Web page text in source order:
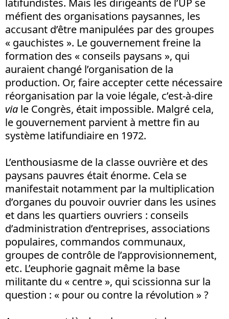
latifundistes. Mais les dirigeants de l’UP se
méfient des organisations paysannes, les
accusant d’être manipulées par des groupes
« gauchistes ». Le gouvernement freine la
formation des « conseils paysans », qui
auraient changé l’organisation de la
production. Or, faire accepter cette nécessaire
réorganisation par la voie légale, c’est-à-dire
via le Congrès, était impossible. Malgré cela,
le gouvernement parvient à mettre fin au
système latifundiaire en 1972.
L’enthousiasme de la classe ouvrière et des
paysans pauvres était énorme. Cela se
manifestait notamment par la multiplication
d’organes du pouvoir ouvrier dans les usines
et dans les quartiers ouvriers : conseils
d’administration d’entreprises, associations
populaires, commandos communaux,
groupes de contrôle de l’approvisionnement,
etc. L’euphorie gagnait même la base
militante du « centre », qui scissionna sur la
question : « pour ou contre la révolution » ?